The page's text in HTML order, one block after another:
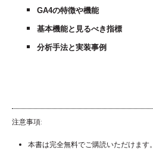
GA4の特徴や機能
基本機能と見るべき指標
分析手法と実装事例
注意事項:
本書は完全無料でご購読いただけます。